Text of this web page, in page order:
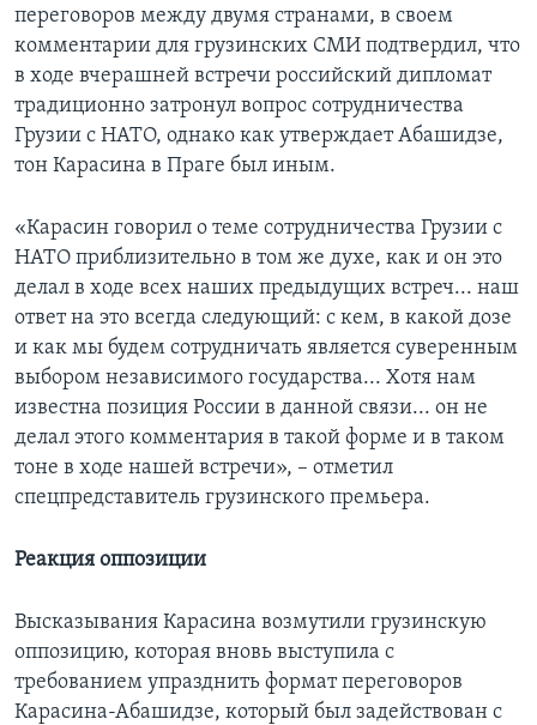
переговоров между двумя странами, в своем
комментарии для грузинских СМИ подтвердил, что
в ходе вчерашней встречи российский дипломат
традиционно затронул вопрос сотрудничества
Грузии с НАТО, однако как утверждает Абашидзе,
тон Карасина в Праге был иным.
«Карасин говорил о теме сотрудничества Грузии с
НАТО приблизительно в том же духе, как и он это
делал в ходе всех наших предыдущих встреч... наш
ответ на это всегда следующий: с кем, в какой дозе
и как мы будем сотрудничать является суверенным
выбором независимого государства... Хотя нам
известна позиция России в данной связи... он не
делал этого комментария в такой форме и в таком
тоне в ходе нашей встречи», – отметил
спецпредставитель грузинского премьера.
Реакция оппозиции
Высказывания Карасина возмутили грузинскую
оппозицию, которая вновь выступила с
требованием упразднить формат переговоров
Карасина-Абашидзе, который был задействован с